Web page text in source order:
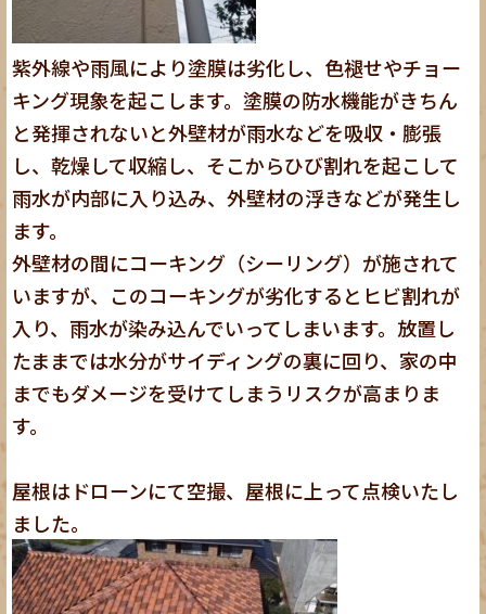
紫外線や雨風により塗膜は劣化し、色褪せやチョー
キング現象を起こします。塗膜の防水機能がきちん
と発揮されないと外壁材が雨水などを吸収・膨張
し、乾燥して収縮し、そこからひび割れを起こして
雨水が内部に入り込み、外壁材の浮きなどが発生し
ます。
外壁材の間にコーキング（シーリング）が施されて
いますが、このコーキングが劣化するとヒビ割れが
入り、雨水が染み込んでいってしまいます。放置し
たままでは水分がサイディングの裏に回り、家の中
までもダメージを受けてしまうリスクが高まりま
す。
屋根はドローンにて空撮、屋根に上って点検いたし
ました。